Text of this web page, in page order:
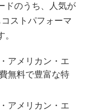
ドのうち、人気が
ストパフォーマ
アメリカン・エ
無料で豊富な特
アメリカン・エ